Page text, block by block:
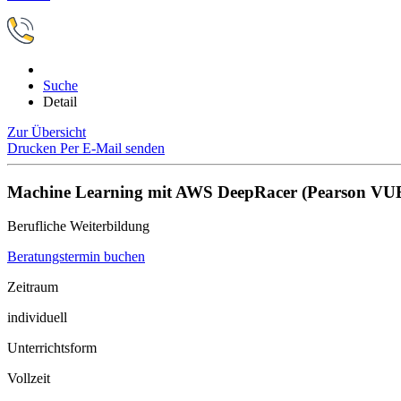
Suche
Detail
Zur Übersicht
Drucken Per E-Mail senden
Machine Learning mit AWS DeepRacer (Pearson
Berufliche Weiterbildung
Beratungstermin buchen
Zeitraum
individuell
Unterrichtsform
Vollzeit